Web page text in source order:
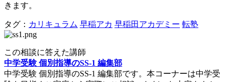
きます。
タグ： カリキュラム 早稲アカ 早稲田アカデミー 転塾
この相談に答えた講師
中学受験 個別指導のSS-1 編集部
中学受験 個別指導のSS-1 編集部です。本コーナーは中学受